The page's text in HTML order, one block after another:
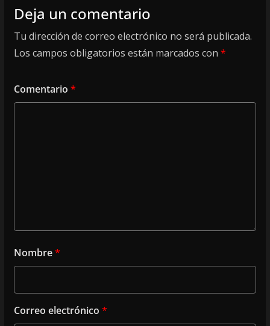
Deja un comentario
Tu dirección de correo electrónico no será publicada.
Los campos obligatorios están marcados con *
Comentario *
Nombre*
Correo electrónico *